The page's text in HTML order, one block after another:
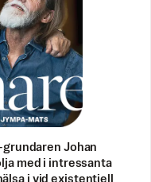
grundaren Johan
med i intressanta
i vid existentiell